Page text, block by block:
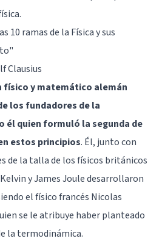
10 ramas de la Física y sus
Clausius
físico y matemático alemán
los fundadores de la
él quien formuló la segunda de
estos principios. Él, junto con
de la talla de los físicos británicos
y James Joule desarrollaron
el físico francés Nicolas
se le atribuye haber planteado
la termodinámica.